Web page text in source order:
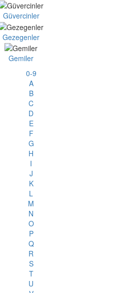
Güvercinler
Gezegenler
Gemiler
0-9
A
B
C
D
E
F
G
H
I
J
K
L
M
N
O
P
Q
R
S
T
U